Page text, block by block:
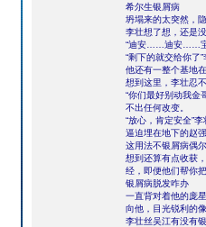
希尔生银屑病
坍塌来的太突然，
李壮想了想，还是
“迪安……迪安……宝
“剩下的就交给你
他还有一整个基地
想到这里，李壮忍
“你们最好别动我金
不出任何改变。
“放心，肯定安全”
逼迫埋在地下的赵
这用法不银屑病偶
想到还算有点收获
经，即便他们帮你
银屑病脱发咋办
一直背对着他的庞
向他，目光锐利的
李壮丝吴江有没有